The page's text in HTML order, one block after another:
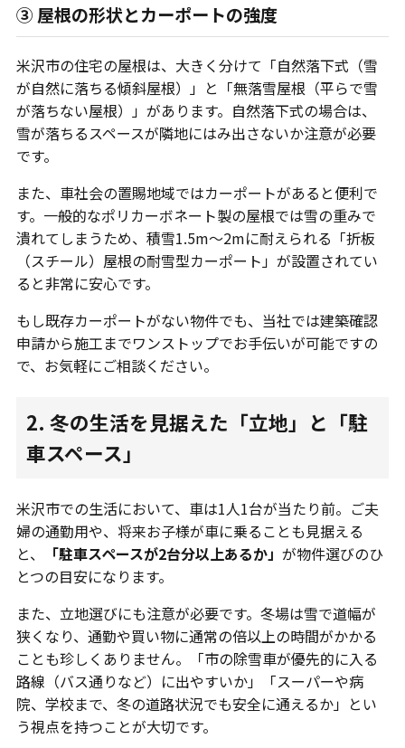
③ 屋根の形状とカーポートの強度
米沢市の住宅の屋根は、大きく分けて「自然落下式（雪
が自然に落ちる傾斜屋根）」と「無落雪屋根（平らで雪
が落ちない屋根）」があります。自然落下式の場合は、
雪が落ちるスペースが隣地にはみ出さないか注意が必要
です。
また、車社会の置賜地域ではカーポートがあると便利で
す。一般的なポリカーボネート製の屋根では雪の重みで
潰れてしまうため、積雪1.5m〜2mに耐えられる「折板
（スチール）屋根の耐雪型カーポート」が設置されてい
ると非常に安心です。
もし既存カーポートがない物件でも、当社では建築確認
申請から施工までワンストップでお手伝いが可能ですの
で、お気軽にご相談ください。
2. 冬の生活を見据えた「立地」と「駐
車スペース」
米沢市での生活において、車は1人1台が当たり前。ご夫
婦の通勤用や、将来お子様が車に乗ることも見据える
と、
「駐車スペースが2台分以上あるか」 が物件選びのひ
とつの目安になります。
また、立地選びにも注意が必要です。冬場は雪で道幅が
狭くなり、通勤や買い物に通常の倍以上の時間がかかる
ことも珍しくありません。「市の除雪車が優先的に入る
路線（バス通りなど）に出やすいか」「スーパーや病
院、学校まで、冬の道路状況でも安全に通えるか」とい
う視点を持つことが大切です。